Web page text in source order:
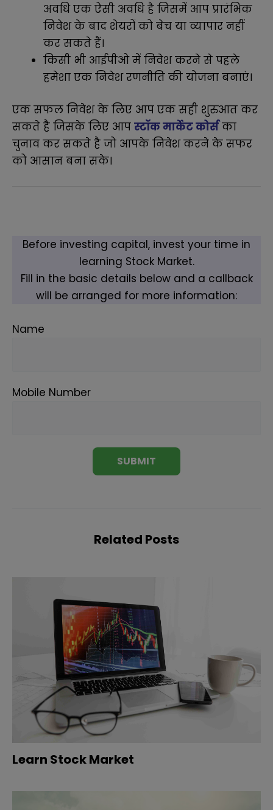
अवधि एक ऐसी अवधि है जिसमें आप प्रारंभिक
निवेश के बाद शेयरों को बेच या व्यापार नहीं
कर सकते हैं।
किसी भी आईपीओ में निवेश करने से पहले
हमेशा एक निवेश रणनीति की योजना बनाएं।
एक सफल निवेश के लिए आप एक सही शुरुआत कर
सकते है जिसके लिए आप स्टॉक मार्केट कोर्सका
चुनाव कर सकते है जो आपके निवेश करने के सफर
को आसान बना सके।
Before investing capital, invest your time in
learning Stock Market.
Fill in the basic details below and a callback
will be arranged for more information:
Name
Mobile Number
Related Posts
Learn Stock Market